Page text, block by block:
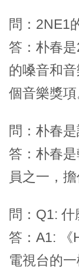
問：2NE1
答：朴春
的嗓音和
個音樂獎項
問：朴春是
答：朴春
員之一，擔
問：Q1:
答：A1: 《
電視台的